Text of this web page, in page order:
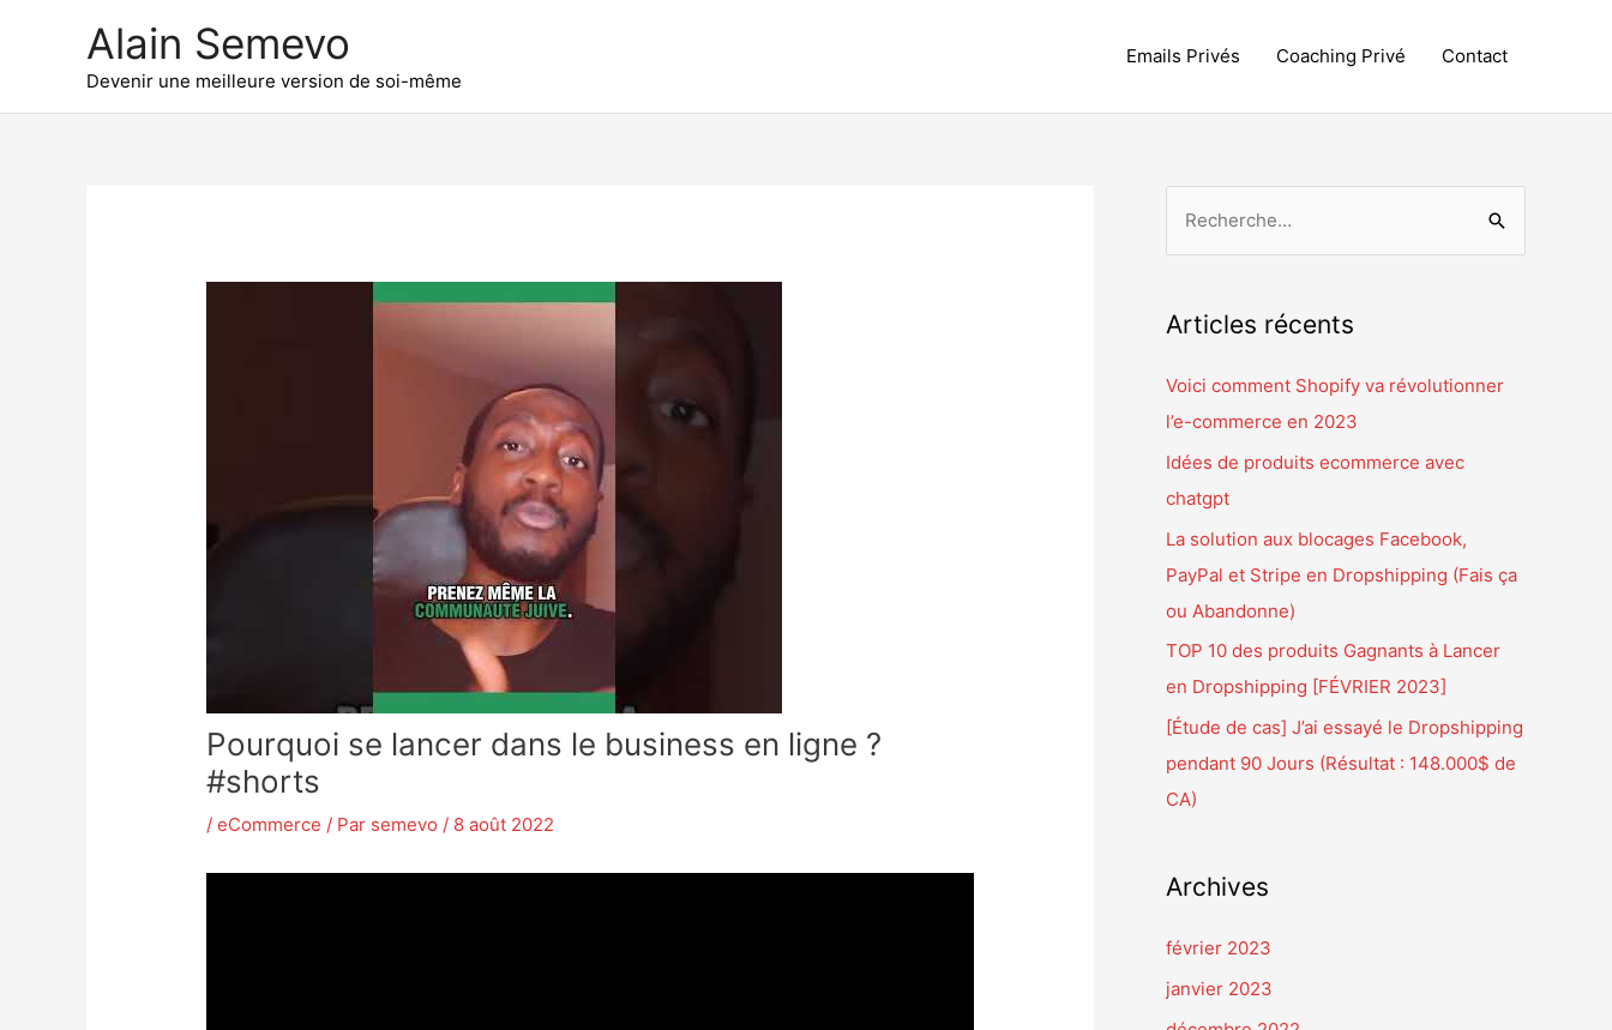
Alain Semevo
Devenir une meilleure version de soi-même
Emails Privés Coaching Privé Contact
Pourquoi se lancer dans le business en ligne ?
#shorts
/eCommerce / Par semevo / 8 août 2022
h
r
c
h
e
Articles récents
Voici comment Shopify va révolutionner
l’e-commerce en 2023
Idées de produits ecommerce avec
chatgpt
La solution aux blocages Facebook,
PayPal et Stripe en Dropshipping (Fais ça
ou Abandonne)
TOP 10 des produits Gagnants à Lancer
en Dropshipping [FÉVRIER 2023]
[Étude de cas] J’ai essayé le Dropshipping
pendant 90 Jours (Résultat : 148.000$ de
CA)
Archives
février 2023
janvier 2023